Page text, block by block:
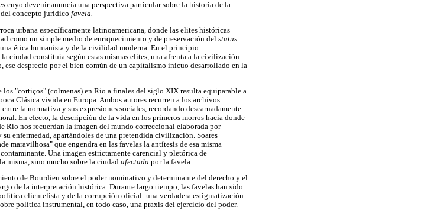
cuyo devenir anuncia una perspectiva particular sobre la historia de la
concepto jurídico favela.
urbana específicamente latinoamericana, donde las elites históricas
como un simple medio de enriquecimiento y de preservación del status
una ética humanista y de la civilidad moderna. En el principio
ciudad constituía según estas mismas elites, una afrenta a la civilización.
ese desprecio por el bien común de un capitalismo inicuo desarrollado en la
los "cortiços" (colmenas) en Rio a finales del siglo XIX resulta equiparable a
Clásica vivida en Europa. Ambos autores recurren a los archivos
la normativa y sus expresiones sociales, recordando descarnadamente
En efecto, la descripción de la vida en los primeros morros hacia donde
Rio nos recuerdan la imagen del mundo correccional elaborada por
enfermedad, apartándoles de una pretendida civilización. Soares
maravilhosa" que engendra en las favelas la antítesis de esa misma
Una imagen estrictamente carencial y pletórica de
misma, sino mucho sobre la ciudad afectada por la favela.
de Bourdieu sobre el poder nominativo y determinante del derecho y el
de la interpretación histórica. Durante largo tiempo, las favelas han sido
clientelista y de la corrupción oficial: una verdadera estigmatización
política instrumental, en todo caso, una praxis del ejercicio del poder.